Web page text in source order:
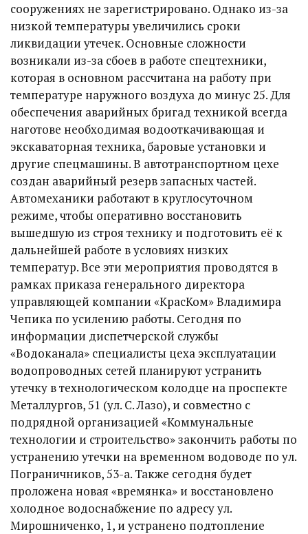
сооружениях не зарегистрировано. Однако из-за
низкой температуры увеличились сроки
ликвидации утечек. Основные сложности
возникали из-за сбоев в работе спецтехники,
которая в основном рассчитана на работу при
температуре наружного воздуха до минус 25. Для
обеспечения аварийных бригад техникой всегда
наготове необходимая водооткачивающая и
экскаваторная техника, баровые установки и
другие спецмашины. В автотранспортном цехе
создан аварийный резерв запасных частей.
Автомеханики работают в круглосуточном
режиме, чтобы оперативно восстановить
вышедшую из строя технику и подготовить её к
дальнейшей работе в условиях низких
температур. Все эти мероприятия проводятся в
рамках приказа генерального директора
управляющей компании «КрасКом» Владимира
Чепика по усилению работы. Сегодня по
информации диспетчерской службы
«Водоканала» специалисты цеха эксплуатации
водопроводных сетей планируют устранить
утечку в технологическом колодце на проспекте
Металлургов, 51 (ул. С. Лазо), и совместно с
подрядной организацией «Коммунальные
технологии и строительство» закончить работы по
устранению утечки на временном водоводе по ул.
Пограничников, 53-а. Также сегодня будет
проложена новая «времянка» и восстановлено
холодное водоснабжение по адресу ул.
Мирошниченко, 1, и устранено подтопление